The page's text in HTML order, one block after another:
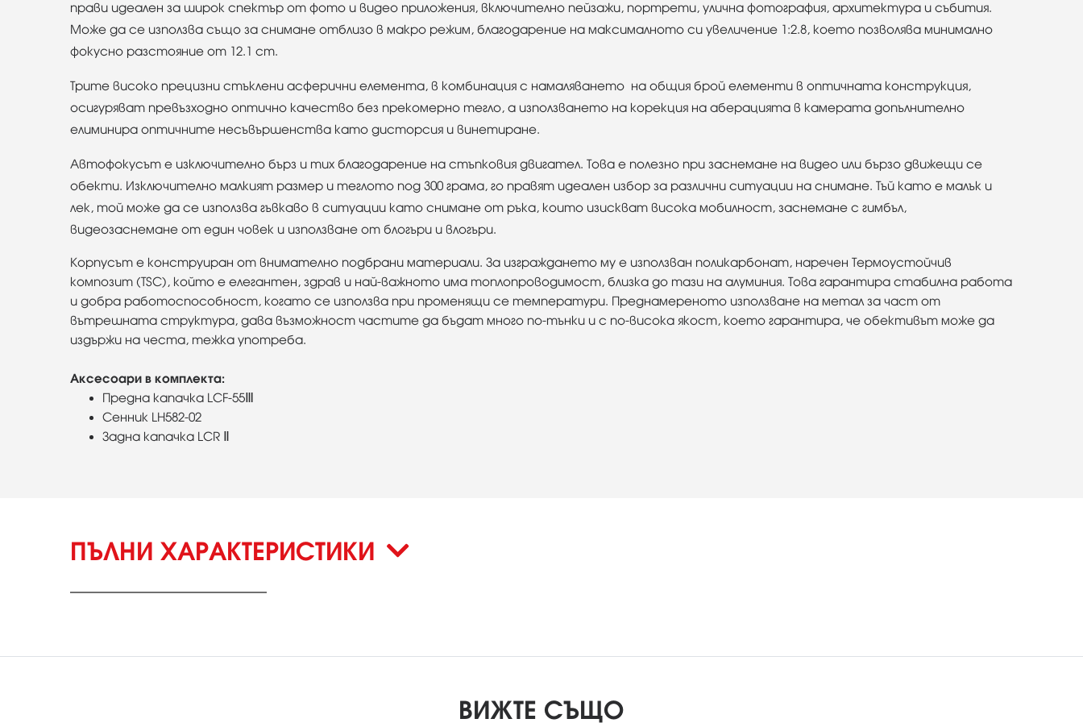
прави идеален за широк спектър от фото и видео приложения, включително пейзажи, портрети, улична фотография, архитектура и събития.
Може да се използва също за снимане отблизо в макро режим, благодарение на максималното си увеличение 1:2.8, което позволява минимално
фокусно разстояние от 12.1 cm.
Трите високо прецизни стъклени асферични елемента, в комбинация с намаляването на общия брой елементи в оптичната конструкция,
осигуряват превъзходно оптично качество без прекомерно тегло, а използването на корекция на аберацията в камерата допълнително
елиминира оптичните несъвършенства като дисторсия и винетиране.
Автофокусът е изключително бърз и тих благодарение на стъпковия двигател. Това е полезно при заснемане на видео или бързо движещи се
обекти. Изключително малкият размер и теглото под 300 грама, го правят идеален избор за различни ситуации на снимане. Тъй като е малък и
лек, той може да се използва гъвкаво в ситуации като снимане от ръка, които изискват висока мобилност, заснемане с гимбъл,
видеозаснемане от един човек и използване от блогъри и влогъри.
Корпусът е конструиран от внимателно подбрани материали. За изграждането му е използван поликарбонат, наречен Термоустойчив
композит (TSC), който е елегантен, здрав и най-важното има топлопроводимост, близка до тази на алуминия. Това гарантира стабилна работа
и добра работоспособност, когато се използва при променящи се температури. Преднамереното използване на метал за част от
вътрешната структура, дава възможност частите да бъдат много по-тънки и с по-висока якост, което гарантира, че обективът може да
издържи на честа, тежка употреба.
Аксесоари в комплекта:
Предна капачка LCF-55Ⅲ
Сенник LH582-02
Задна капачка LCR Ⅱ
ПЪЛНИ ХАРАКТЕРИСТИКИ
ВИЖТЕ СЪЩО